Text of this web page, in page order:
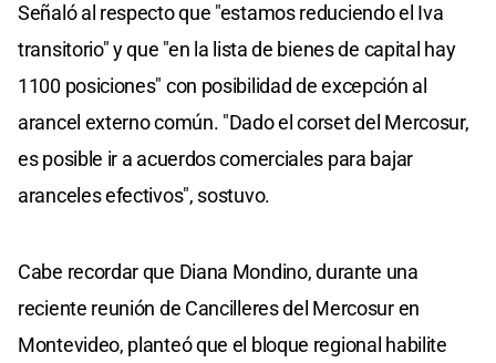
Señaló al respecto que "estamos reduciendo el Iva
transitorio" y que "en la lista de bienes de capital hay
1100 posiciones" con posibilidad de excepción al
arancel externo común. "Dado el corset del Mercosur,
es posible ir a acuerdos comerciales para bajar
aranceles efectivos", sostuvo.
Cabe recordar que Diana Mondino, durante una
reciente reunión de Cancilleres del Mercosur en
Montevideo, planteó que el bloque regional habilite